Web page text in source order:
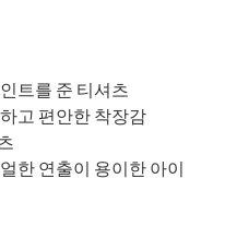
트를 준 티셔츠
고 편안한 착장감
한 연출이 용이한 아이